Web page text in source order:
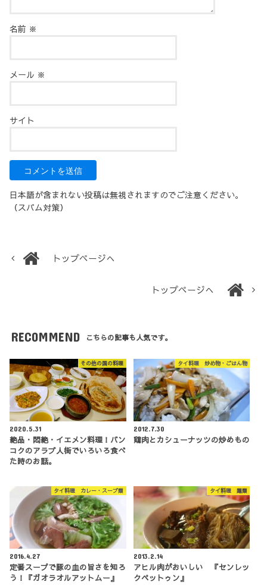
名前 ※
メール ※
サイト
日本語が含まれない投稿は無視されますのでご注意ください。
（スパム対策）
トップページへ
トップページへ
RECOMMEND こちらの記事も人気です。
その他の国の料理
2020.5.31
絶品・悶絶・イエメン料理！バン
コクのアラブ人街でいろいろ食べ
た時のお話。
タイ料理 炒め物・ごはん物
2012.7.30
鶏肉とカシューナッツの炒めもの
タイ料理 カレー・スープ類
2016.4.27
定番スープで豚の血の旨さを知ろ
う！『ガオラオルアットムー』
タイ料理 麺類
2013.2.14
アヒル肉がおいしい 『センレッ
クペットゥン』